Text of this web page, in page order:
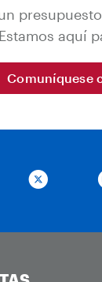
Estamos aquí
Comuníquese